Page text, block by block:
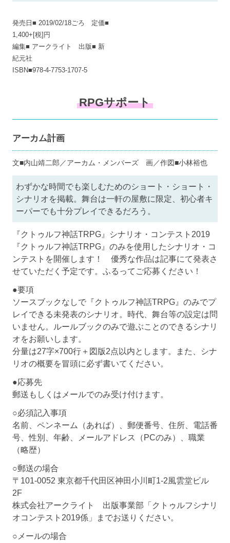
発売日■ 2019/02/18ごろ 定価■
1,400+[税]円
編集■ アークライト 出版■ 新
紀元社
ISBN■978-4-7753-1707-5
RPGサポート
アーカム計画
文■内山靖二郎／アーカム・メンバーズ 画／作図■小林裕也
わずかな時間でも楽しむためのショート・ショート・
シナリオを掲載。舞台は一軒の屋敷に限定、初心者キ
ーパーでも十分プレイできるだろう。
『クトゥルフ神話TRPG』シナリオ・コンテスト2019
『クトゥルフ神話TRPG』のみを使用したシナリオ・コ
ンテストを開催します！ 優秀な作品は記事にて発表さ
せていただく予定です。ふるってご応募ください！
●要項
ソースブックなしで『クトゥルフ神話TRPG』のみでプ
レイできる未発表のシナリオ。時代、舞台等の設定は問
いません。ルールブックのみで遊ぶことのできるシナリ
オをお願いします。
分量は27字×700行＋図版2点以内とします。また、シナ
リオの概要を冒頭に必ず書いてください。
●応募先
郵送もしくはメールでのみ受け付けます。
○必須記入事項
名前、ペンネーム（あれば）、郵便番号、住所、電話番
号、性別、年齢、メールアドレス（PCのみ）、職業
（略歴）
○郵送の場合
〒101-0052 東京都千代田区神田小川町1-2風雲堂ビル
2F
株式会社アークライト 出版事業部「クトゥルフシナリ
オコンテスト2019係」までお送りください。
○メールの場合